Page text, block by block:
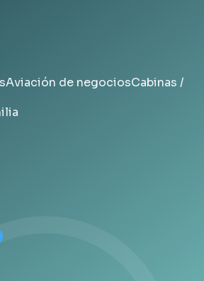
Aviación de negociosCabinas /